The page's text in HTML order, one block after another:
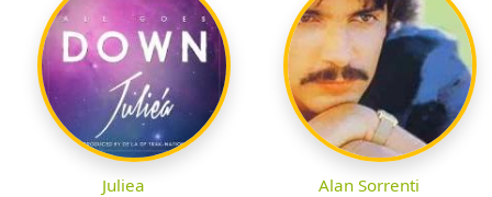
Juliea Alan Sorrenti